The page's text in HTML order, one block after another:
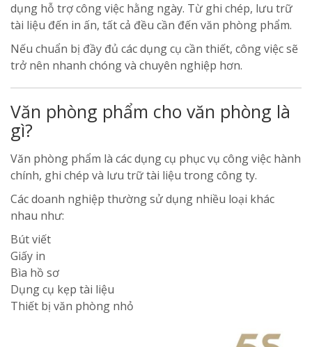
dụng hỗ trợ công việc hằng ngày. Từ ghi chép, lưu trữ
tài liệu đến in ấn, tất cả đều cần đến văn phòng phẩm.
Nếu chuẩn bị đầy đủ các dụng cụ cần thiết, công việc sẽ
trở nên nhanh chóng và chuyên nghiệp hơn.
Văn phòng phẩm cho văn phòng là
gì?
Văn phòng phẩm là các dụng cụ phục vụ công việc hành
chính, ghi chép và lưu trữ tài liệu trong công ty.
Các doanh nghiệp thường sử dụng nhiều loại khác
nhau như:
Bút viết
Giấy in
Bìa hồ sơ
Dụng cụ kẹp tài liệu
Thiết bị văn phòng nhỏ